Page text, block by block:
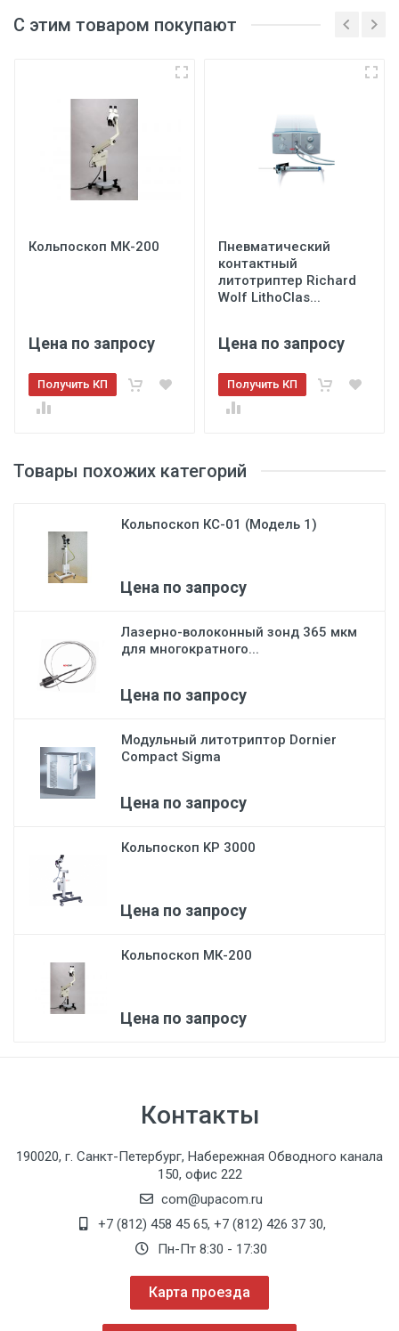
Товары похожих категорий
Кольпоскоп КС-01 (Модель 1)
Цена по запросу
Лазерно-волоконный зонд 365 мкм
для многократного...
Цена по запросу
Модульный литотриптор Dornier
Compact Sigma
Цена по запросу
Кольпоскоп KP 3000
Цена по запросу
Кольпоскоп МК-200
Цена по запросу
Регистрационное
Отправить на почту
С этим товаром покупают
Кольпоскоп МК-200
Цена по запросу
Получить КП
Пневматический
контактный
литотриптер Richard
Wolf LithoClas...
Цена по запросу
Получить КП
Контакты
190020, г. Санкт-Петербург, Набережная Обводного канала
150, офис 222
com@upacom.ru
+7 (812) 458 45 65, +7 (812) 426 37 30,
Пн-Пт 8:30 - 17:30
Карта проезда